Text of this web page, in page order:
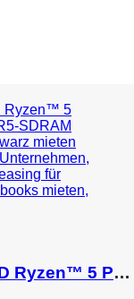
Lenovo ThinkPad L14 Gen 6 AMD Ryzen™ 5 PRO 215 Laptop 14″ 32 GB DDR5-SDRAM 512 GB SSD Wi-Fi 7 Win11 Pro Schwarz